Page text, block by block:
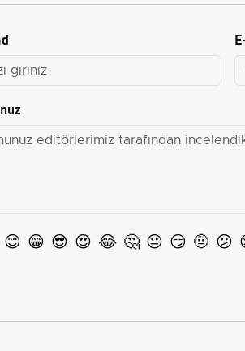
😊 😁 😎 😍 😂 🤔 😐 😏 🤨 😕